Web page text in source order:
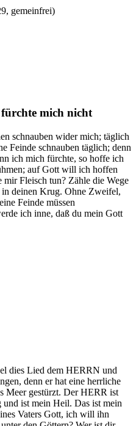
gemeinfrei)
mich nicht
schnauben wider mich; täglich
Feinde schnauben täglich; denn
ich mich fürchte, so hoffe ich
auf Gott will ich hoffen
Fleisch tun? Zähle die Wege
in deinen Krug. Ohne Zweifel,
Feinde müssen
ich inne, daß du mein Gott
dies Lied dem HERRN und
denn er hat eine herrliche
Meer gestürzt. Der HERR ist
und ist mein Heil. Das ist mein
Vaters Gott, ich will ihn